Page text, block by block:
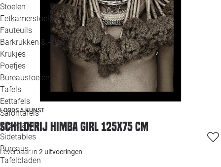
Stoelen
Eetkamerstoelen
Fauteuils
Barkrukken & -stoelen
Krukjes
Poefjes
Bureaustoelen
Tafels
Eettafels
Salontafels
Bijzettafels
Sidetables
Bureaus
Tafelbladen
LOODS 5 KUNST
Schilderij Himba girl 125x75 cm
Leverbaar in 2 uitvoeringen